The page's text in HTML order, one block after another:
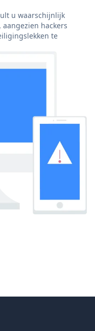
u waarschijnlijk
hackers
te